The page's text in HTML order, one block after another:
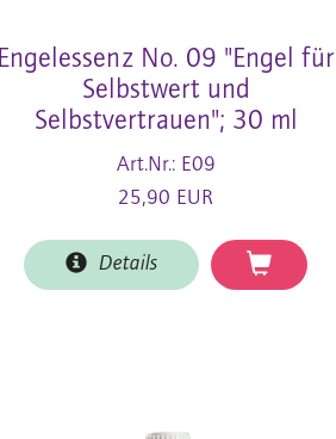
Engelessenz No. 09 "Engel für
Selbstwert und
Selbstvertrauen"; 30 ml
Art.Nr.: E09
25,90 EUR
Details